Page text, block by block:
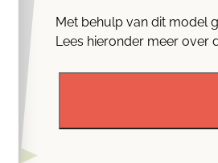
Met behulp van dit model
Lees hieronder meer over
Antidiscriminatiebeleid